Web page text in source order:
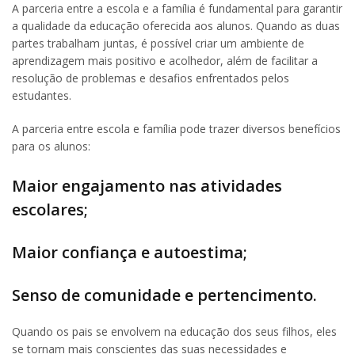
A parceria entre a escola e a família é fundamental para garantir
a qualidade da educação oferecida aos alunos. Quando as duas
partes trabalham juntas, é possível criar um ambiente de
aprendizagem mais positivo e acolhedor, além de facilitar a
resolução de problemas e desafios enfrentados pelos
estudantes.
A parceria entre escola e família pode trazer diversos benefícios
para os alunos:
Maior engajamento nas atividades
escolares;
Maior confiança e autoestima;
Senso de comunidade e pertencimento.
Quando os pais se envolvem na educação dos seus filhos, eles
se tornam mais conscientes das suas necessidades e